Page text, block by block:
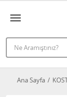
Ana Sayfa